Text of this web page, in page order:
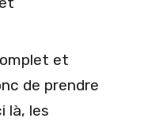
et
de prendre
là, les